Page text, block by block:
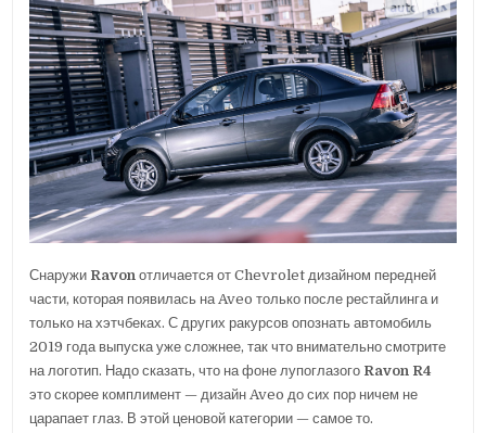
Снаружи Ravon отличается от Chevrolet дизайном передней
части, которая появилась на Aveo только после рестайлинга и
только на хэтчбеках. С других ракурсов опознать автомобиль
2019 года выпуска уже сложнее, так что внимательно смотрите
на логотип. Надо сказать, что на фоне лупоглазого Ravon R4
это скорее комплимент — дизайн Aveo до сих пор ничем не
царапает глаз. В этой ценовой категории — самое то.